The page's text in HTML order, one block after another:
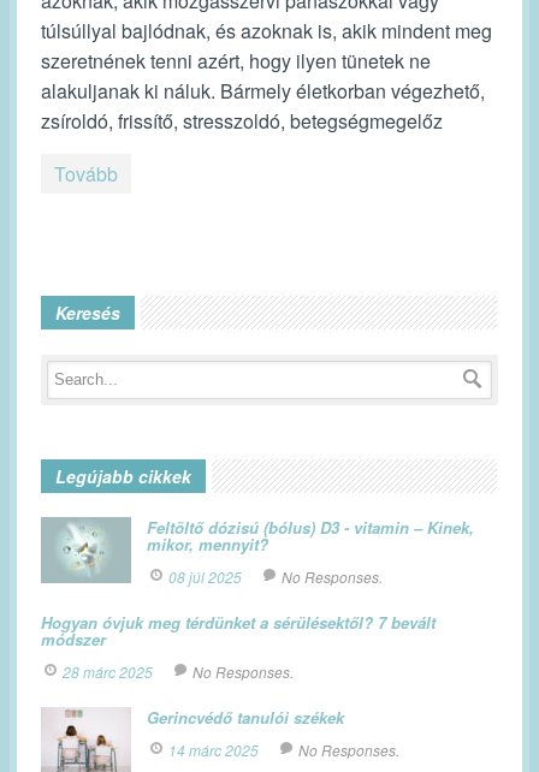
túlsúllyal bajlódnak, és azoknak is, akik mindent meg
szeretnének tenni azért, hogy ilyen tünetek ne
alakuljanak ki náluk. Bármely életkorban végezhető,
zsíroldó, frissítő, stresszoldó, betegségmegelőz
Tovább
Keresés
Legújabb cikkek
Feltöltő dózisú (bólus) D3 - vitamin – Kinek,
mikor, mennyit?
08 júl 2025 No Responses.
Hogyan óvjuk meg térdünket a sérülésektől? 7 bevált
módszer
28 márc 2025 No Responses.
Gerincvédő tanulói székek
14 márc 2025 No Responses.